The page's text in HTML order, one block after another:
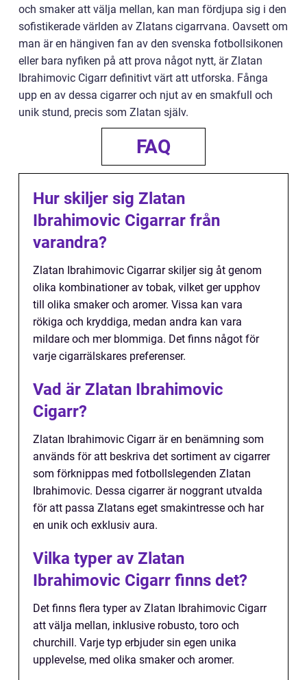
och smaker att välja mellan, kan man fördjupa sig i den
sofistikerade världen av Zlatans cigarrvana. Oavsett om
man är en hängiven fan av den svenska fotbollsikonen
eller bara nyfiken på att prova något nytt, är Zlatan
Ibrahimovic Cigarr definitivt värt att utforska. Fånga
upp en av dessa cigarrer och njut av en smakfull och
unik stund, precis som Zlatan själv.
FAQ
Hur skiljer sig Zlatan
Ibrahimovic Cigarrar från
varandra?
Zlatan Ibrahimovic Cigarrar skiljer sig åt genom
olika kombinationer av tobak, vilket ger upphov
till olika smaker och aromer. Vissa kan vara
rökiga och kryddiga, medan andra kan vara
mildare och mer blommiga. Det finns något för
varje cigarrälskares preferenser.
Vad är Zlatan Ibrahimovic
Cigarr?
Zlatan Ibrahimovic Cigarr är en benämning som
används för att beskriva det sortiment av cigarrer
som förknippas med fotbollslegenden Zlatan
Ibrahimovic. Dessa cigarrer är noggrant utvalda
för att passa Zlatans eget smakintresse och har
en unik och exklusiv aura.
Vilka typer av Zlatan
Ibrahimovic Cigarr finns det?
Det finns flera typer av Zlatan Ibrahimovic Cigarr
att välja mellan, inklusive robusto, toro och
churchill. Varje typ erbjuder sin egen unika
upplevelse, med olika smaker och aromer.